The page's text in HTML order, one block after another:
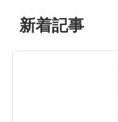
新着記事